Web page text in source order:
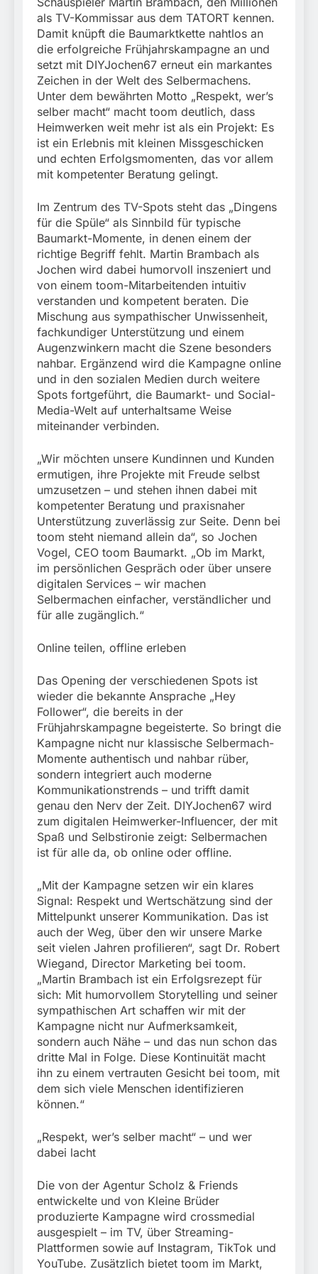
Beinahekollision an
Bahnübergang in Aubing
/ Bundespolizei ermittelt
wegen gefährlichen
Eingriffs in den
Bahnverkehr
5. August 2026
als TV-Kommissar aus dem TATORT kennen.
Damit knüpft die Baumarktkette nahtlos an
die erfolgreiche Frühjahrskampagne an und
setzt mit DIYJochen67 erneut ein markantes
Zeichen in der Welt des Selbermachens.
Unter dem bewährten Motto „Respekt, wer’s
selber macht“ macht toom deutlich, dass
Heimwerken weit mehr ist als ein Projekt: Es
ist ein Erlebnis mit kleinen Missgeschicken
und echten Erfolgsmomenten, das vor allem
mit kompetenter Beratung gelingt.
Im Zentrum des TV-Spots steht das „Dingens
für die Spüle“ als Sinnbild für typische
Baumarkt-Momente, in denen einem der
richtige Begriff fehlt. Martin Brambach als
Jochen wird dabei humorvoll inszeniert und
von einem toom-Mitarbeitenden intuitiv
verstanden und kompetent beraten. Die
Mischung aus sympathischer Unwissenheit,
fachkundiger Unterstützung und einem
Augenzwinkern macht die Szene besonders
nahbar. Ergänzend wird die Kampagne online
und in den sozialen Medien durch weitere
Spots fortgeführt, die Baumarkt- und Social-
Media-Welt auf unterhaltsame Weise
miteinander verbinden.
„Wir möchten unsere Kundinnen und Kunden
ermutigen, ihre Projekte mit Freude selbst
umzusetzen – und stehen ihnen dabei mit
kompetenter Beratung und praxisnaher
Unterstützung zuverlässig zur Seite. Denn bei
toom steht niemand allein da“, so Jochen
Vogel, CEO toom Baumarkt. „Ob im Markt,
im persönlichen Gespräch oder über unsere
digitalen Services – wir machen
Selbermachen einfacher, verständlicher und
für alle zugänglich.“
Online teilen, offline erleben
Das Opening der verschiedenen Spots ist
wieder die bekannte Ansprache „Hey
Follower“, die bereits in der
Frühjahrskampagne begeisterte. So bringt die
Kampagne nicht nur klassische Selbermach-
Momente authentisch und nahbar rüber,
sondern integriert auch moderne
Kommunikationstrends – und trifft damit
genau den Nerv der Zeit. DIYJochen67 wird
zum digitalen Heimwerker-Influencer, der mit
Spaß und Selbstironie zeigt: Selbermachen
ist für alle da, ob online oder offline.
„Mit der Kampagne setzen wir ein klares
Signal: Respekt und Wertschätzung sind der
Mittelpunkt unserer Kommunikation. Das ist
auch der Weg, über den wir unsere Marke
seit vielen Jahren profilieren“, sagt Dr. Robert
Wiegand, Director Marketing bei toom.
„Martin Brambach ist ein Erfolgsrezept für
sich: Mit humorvollem Storytelling und seiner
sympathischen Art schaffen wir mit der
Kampagne nicht nur Aufmerksamkeit,
sondern auch Nähe – und das nun schon das
dritte Mal in Folge. Diese Kontinuität macht
ihn zu einem vertrauten Gesicht bei toom, mit
dem sich viele Menschen identifizieren
können.“
„Respekt, wer’s selber macht“ – und wer
dabei lacht
Die von der Agentur Scholz & Friends
entwickelte und von Kleine Brüder
produzierte Kampagne wird crossmedial
ausgespielt – im TV, über Streaming-
Plattformen sowie auf Instagram, TikTok und
YouTube. Zusätzlich bietet toom im Markt,